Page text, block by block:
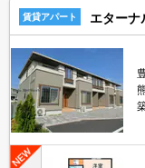
賃貸アパート エター